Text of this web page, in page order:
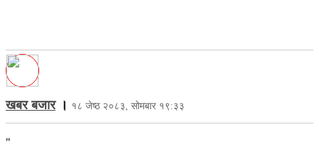
खबर बजार। १८ जेष्ठ २०८३, सोमबार १९:३३
"